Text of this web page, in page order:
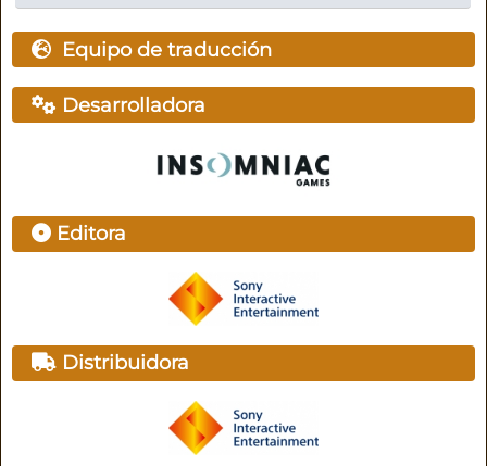
Equipo de traducción
Desarrolladora
Editora
Distribuidora